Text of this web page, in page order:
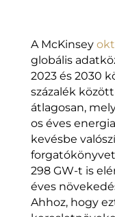
A McKinsey
globális
2023 és 2030
százalék
átlagosan,
os éves
kevésbe
298 GW-t is
éves
Ahhoz, hogy